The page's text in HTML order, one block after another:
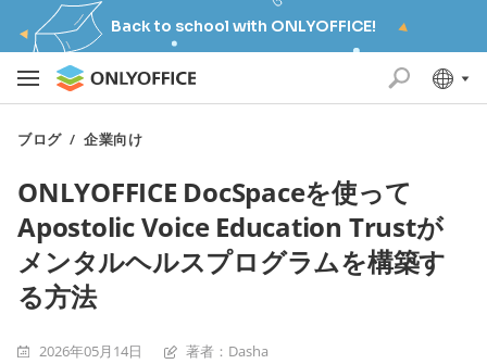
Back to school with ONLYOFFICE!
ブログ/企業向け
ONLYOFFICE DocSpaceを使って
Apostolic Voice Education Trustが
メンタルヘルスプログラムを構築す
る方法
2026年05月14日 著者：Dasha